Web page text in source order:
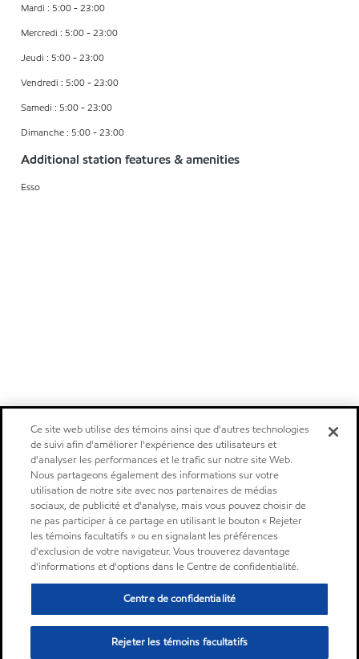
Mardi : 5:00 - 23:00
Mercredi : 5:00 - 23:00
Jeudi : 5:00 - 23:00
Vendredi : 5:00 - 23:00
Samedi : 5:00 - 23:00
Dimanche : 5:00 - 23:00
Additional station features & amenities
Esso
Ce site web utilise des témoins ainsi que d'autres technologies
de suivi afin d'améliorer l'expérience des utilisateurs et
d'analyser les performances et le trafic sur notre site Web.
Nous partageons également des informations sur votre
utilisation de notre site avec nos partenaires de médias
sociaux, de publicité et d'analyse, mais vous pouvez choisir de
ne pas participer à ce partage en utilisant le bouton « Rejeter
les témoins facultatifs » ou en signalant les préférences
d'exclusion de votre navigateur. Vous trouverez davantage
d'informations et d'options dans le Centre de confidentialité.
Centre de confidentialité
Rejeter les témoins facultatifs